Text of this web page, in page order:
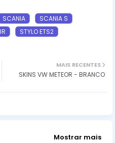
SCANIA
SCANIA S
STYLO ETS2
MAIS RECENTES
SKINS VW METEOR - BRANCO
Mostrar mais